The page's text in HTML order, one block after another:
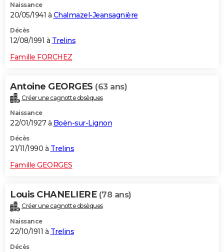
Naissance
20/05/1941 à Chalmazel-Jeansagnière
Décès
12/08/1991 à Trelins
Famille FORCHEZ
Antoine GEORGES (63 ans)
Créer une cagnotte obsèques
Naissance
22/01/1927 à Boën-sur-Lignon
Décès
21/11/1990 à Trelins
Famille GEORGES
Louis CHANELIERE (78 ans)
Créer une cagnotte obsèques
Naissance
22/10/1911 à Trelins
Décès